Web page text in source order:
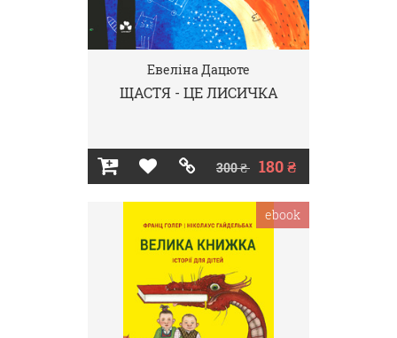
Евеліна Дацюте
ЩАСТЯ - ЦЕ ЛИСИЧКА
300 ₴ 180 ₴
ebook